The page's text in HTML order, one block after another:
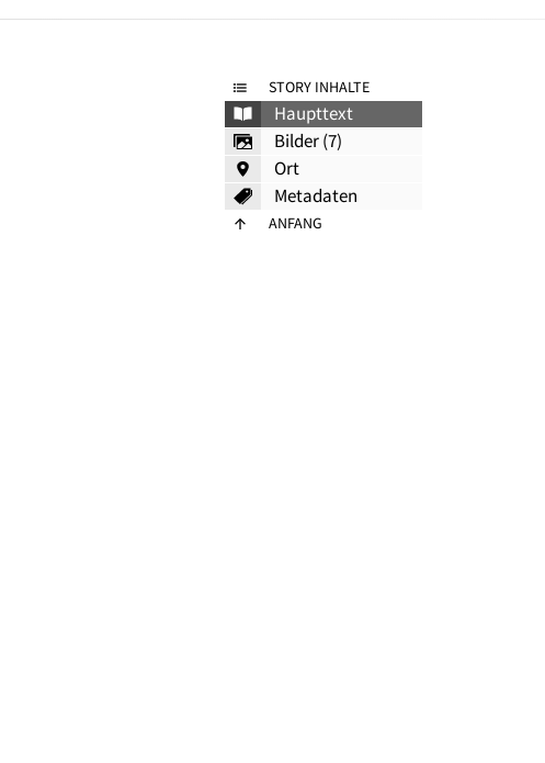
STORY INHALTE
Haupttext
Bilder (7)
Ort
Metadaten
ANFANG